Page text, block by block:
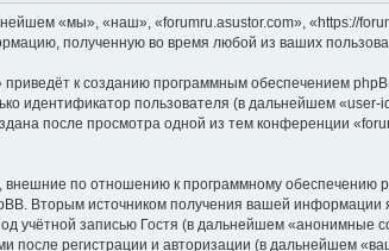
«мы», «наш», «forumru.asustor.com», «https://
полученную во время любой из ваших
к созданию программным обеспечением
идентификатор пользователя (в дальнейшем
после просмотра одной из тем конференции
по отношению к программному обеспечению
Вторым источником получения вашей
записью Гостя (в дальнейшем «анонимные
после регистрации и авторизации (в дальнейшем